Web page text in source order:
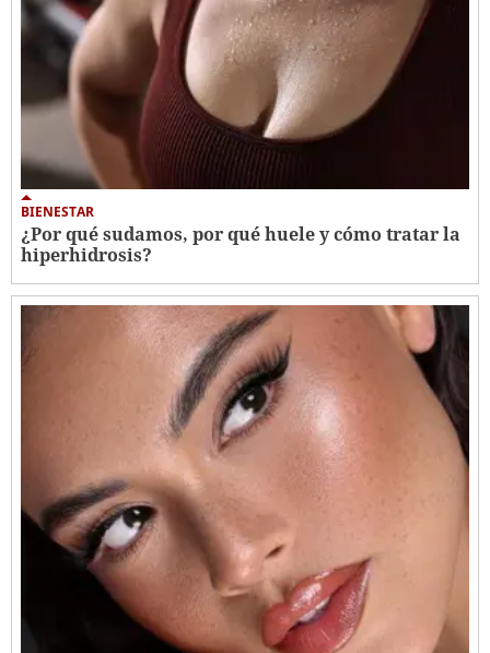
BIENESTAR
¿Por qué sudamos, por qué huele y cómo tratar la
hiperhidrosis?